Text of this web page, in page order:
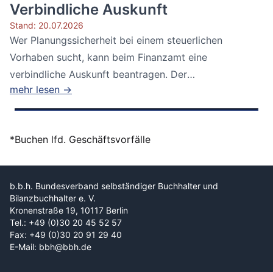
Verbindliche Auskunft
Stand: 20.07.2026
Wer Planungssicherheit bei einem steuerlichen
Vorhaben sucht, kann beim Finanzamt eine
verbindliche Auskunft beantragen. Der
Bundesfinanzhof...
mehr lesen →
*Buchen lfd. Geschäftsvorfälle
b.b.h. Bundesverband selbständiger Buchhalter und
Bilanzbuchhalter e. V.
Kronenstraße 19, 10117 Berlin
Tel.: +49 (0)30 20 45 52 57
Fax: +49 (0)30 20 91 29 40
E-Mail: bbh@bbh.de